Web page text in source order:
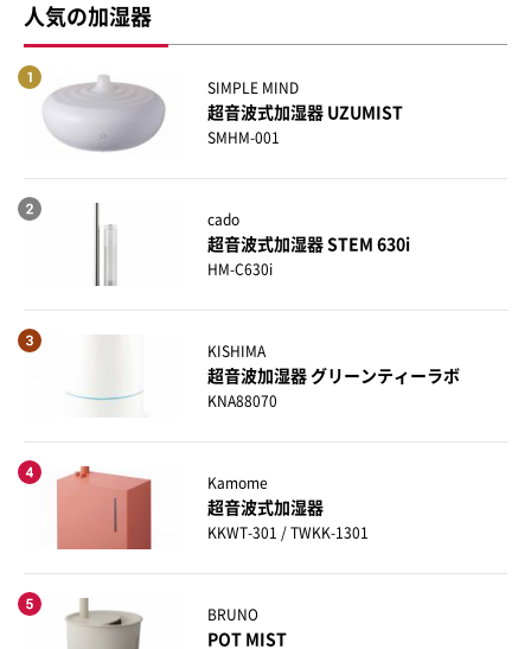
人気の加湿器
SIMPLE MIND
超音波式加湿器 UZUMIST
SMHM-001
cado
超音波式加湿器 STEM 630i
HM-C630i
KISHIMA
超音波加湿器 グリーンティーラボ
KNA88070
Kamome
超音波式加湿器
KKWT-301 / TWKK-1301
BRUNO
POT MIST